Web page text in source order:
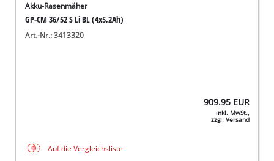
Akku-Rasenmäher
GP-CM 36/52 S Li BL (4x5,2Ah)
Art.-Nr.: 3413320
909.95 EUR
inkl. MwSt.,
zzgl. Versand
Auf die Vergleichsliste